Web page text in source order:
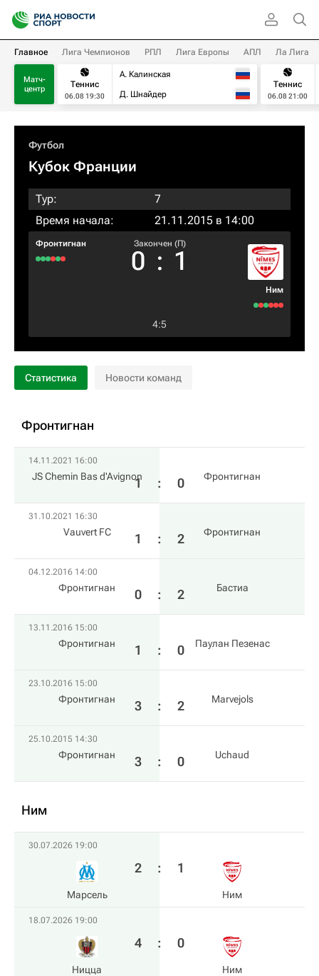
Главное Лига Чемпионов РПЛ Лига Европы АПЛ Ла Лига
Матч-
центр
Теннис
06.08 19:30
А. Калинская
Д. Шнайдер
Теннис
06.08 21:00
Футбол
Кубок Франции
Тур:
7
Время начала:
21.11.2015 в 14:00
Фронтигнан Закончен (П)
0 : 1
Ним
4:5
Статистика Новости команд
Фронтигнан
14.11.2021 16:00
JS Chemin Bas d'Avignon
1 : 0 Фронтигнан
31.10.2021 16:30
Vauvert FC 1 : 2 Фронтигнан
04.12.2016 14:00
Фронтигнан 0 : 2 Бастиа
13.11.2016 15:00
Фронтигнан 1 : 0 Паулан Пезенас
23.10.2016 15:00
Фронтигнан 3 : 2 Marvejols
25.10.2015 14:30
Фронтигнан 3 : 0 Uchaud
Ним
30.07.2026 19:00
Марсель
2 : 1
Ним
18.07.2026 19:00
Ницца
4 : 0
Ним